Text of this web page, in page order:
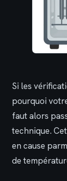
Si les
pourquoi
faut alors
technique.
en cause
de